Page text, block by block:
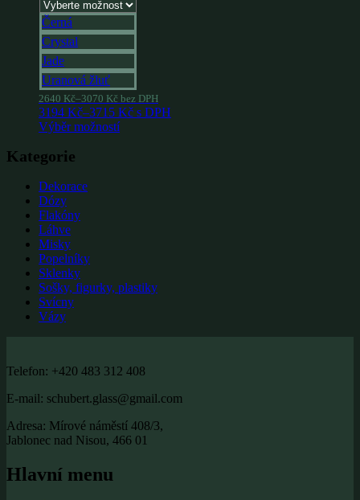
Černá
Crystal
Jade
Uranová žluť
2640 Kč–3070 Kč bez DPH
3194 Kč–3715 Kč s DPH
Výběr možností
Kategorie
Dekorace
Dózy
Flakóny
Láhve
Misky
Popelníky
Sklenky
Sošky, figurky, plastiky
Svícny
Vázy
Telefon: +420 483 312 408
E-mail: schubert.glass@gmail.com
Adresa: Mírové náměstí 408/3,
Jablonec nad Nisou, 466 01
Hlavní menu